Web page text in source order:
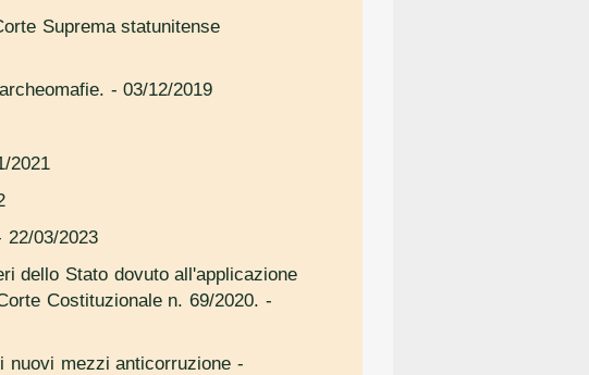
Suprema statunitense
- 03/12/2019
2021
03/2023
dello Stato dovuto all'applicazione
Costituzionale n. 69/2020. -
nuovi mezzi anticorruzione -